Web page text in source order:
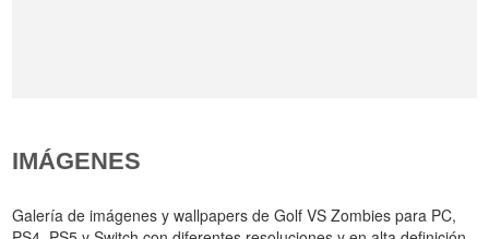
IMÁGENES
Galería de imágenes y wallpapers de Golf VS Zombies para PC,